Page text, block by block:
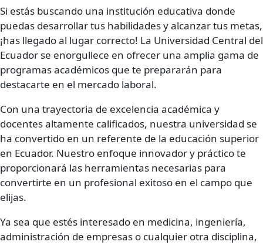
Si estás buscando una institución educativa donde
puedas desarrollar tus habilidades y alcanzar tus metas,
¡has llegado al lugar correcto! La Universidad Central del
Ecuador se enorgullece en ofrecer una amplia gama de
programas académicos que te prepararán para
destacarte en el mercado laboral.
Con una trayectoria de excelencia académica y
docentes altamente calificados, nuestra universidad se
ha convertido en un referente de la educación superior
en Ecuador. Nuestro enfoque innovador y práctico te
proporcionará las herramientas necesarias para
convertirte en un profesional exitoso en el campo que
elijas.
Ya sea que estés interesado en medicina, ingeniería,
administración de empresas o cualquier otra disciplina,